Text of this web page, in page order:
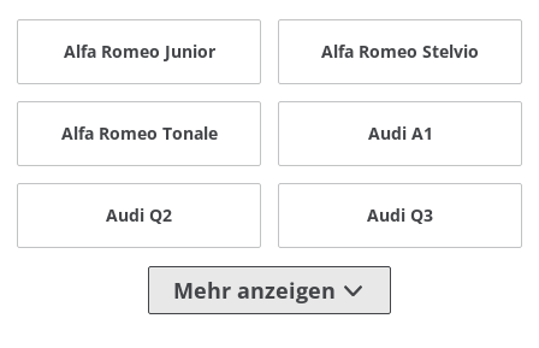
Alfa Romeo Junior Alfa Romeo Stelvio
Alfa Romeo Tonale Audi A1
Audi Q2 Audi Q3
Mehr anzeigen